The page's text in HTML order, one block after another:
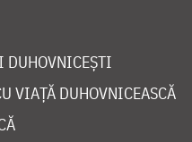
DUHOVNICEȘTI
VIAȚĂ DUHOVNICEASCĂ